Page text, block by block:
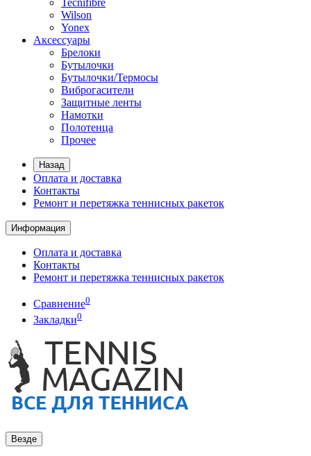
Tecnifibre
Wilson
Yonex
Аксессуары
Брелоки
Бутылочки
Бутылочки/Термосы
Виброгасители
Защитные ленты
Намотки
Полотенца
Прочее
Назад
Оплата и доставка
Контакты
Ремонт и перетяжка теннисных ракеток
Информация
Оплата и доставка
Контакты
Ремонт и перетяжка теннисных ракеток
Сравнение0
Закладки0
Везде